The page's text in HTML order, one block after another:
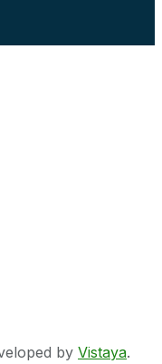
by Vistaya.